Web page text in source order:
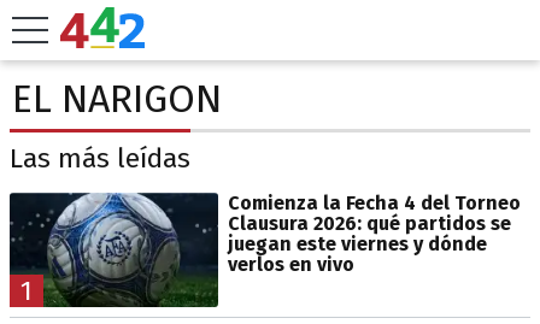
EL NARIGON
Las más leídas
1
Comienza la Fecha 4 del Torneo
Clausura 2026: qué partidos se
juegan este viernes y dónde
verlos en vivo